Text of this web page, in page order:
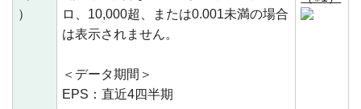
）
ロ、10,000超、または0.001未満の場合
は表示されません。
＜データ期間＞
EPS：直近4四半期